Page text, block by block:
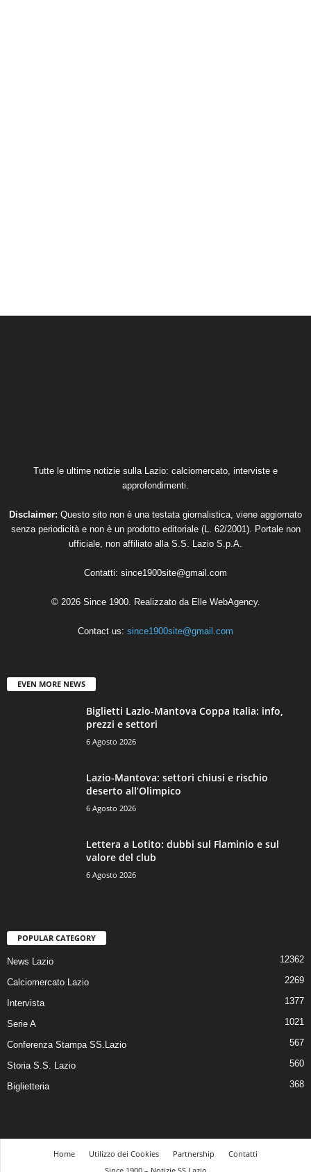
Tutte le ultime notizie sulla Lazio: calciomercato, interviste e
approfondimenti.
Disclaimer: Questo sito non è una testata giornalistica, viene aggiornato
senza periodicità e non è un prodotto editoriale (L. 62/2001). Portale non
ufficiale, non affiliato alla S.S. Lazio S.p.A.
Contatti: since1900site@gmail.com
© 2026 Since 1900. Realizzato da Elle WebAgency.
Contact us: since1900site@gmail.com
EVEN MORE NEWS
Biglietti Lazio-Mantova Coppa Italia: info,
prezzi e settori
6 Agosto 2026
Lazio-Mantova: settori chiusi e rischio
deserto all’Olimpico
6 Agosto 2026
Lettera a Lotito: dubbi sul Flaminio e sul
valore del club
6 Agosto 2026
POPULAR CATEGORY
News Lazio 12362
Calciomercato Lazio 2269
Intervista 1377
Serie A 1021
Conferenza Stampa SS.Lazio 567
Storia S.S. Lazio 560
Biglietteria 368
Home Utilizzo dei Cookies Partnership
Contatti